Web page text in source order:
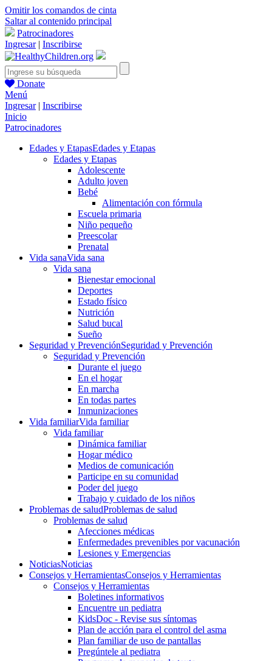
Omitir los comandos de cinta
Saltar al contenido principal
Patrocinadores
Ingresar| Inscribirse
Donate
Menú
Ingresar| Inscribirse
Inicio
Patrocinadores
Edades y EtapasEdades y Etapas
Edades y Etapas
Adolescente
Adulto joven
Bebé
Alimentación con fórmula
Escuela primaria
Niño pequeño
Preescolar
Prenatal
Vida sanaVida sana
Vida sana
Bienestar emocional
Deportes
Estado físico
Nutrición
Salud bucal
Sueño
Seguridad y PrevenciónSeguridad y Prevención
Seguridad y Prevención
Durante el juego
En el hogar
En marcha
En todas partes
Inmunizaciones
Vida familiarVida familiar
Vida familiar
Dinámica familiar
Hogar médico
Medios de comunicación
Participe en su comunidad
Poder del juego
Trabajo y cuidado de los niños
Problemas de saludProblemas de salud
Problemas de salud
Afecciones médicas
Enfermedades prevenibles por vacunación
Lesiones y Emergencias
NoticiasNoticias
Consejos y HerramientasConsejos y Herramientas
Consejos y Herramientas
Boletines informativos
Encuentre un pediatra
KidsDoc - Revise sus síntomas
Plan de acción para el control del asma
Plan familiar de uso de pantallas
Pregúntele al pediatra